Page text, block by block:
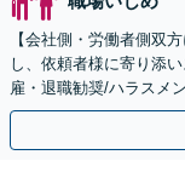
【会社側・労働者側双
し、依頼者様に寄り添
雇・退職勧奨/ハラスメ
【Web面談可】